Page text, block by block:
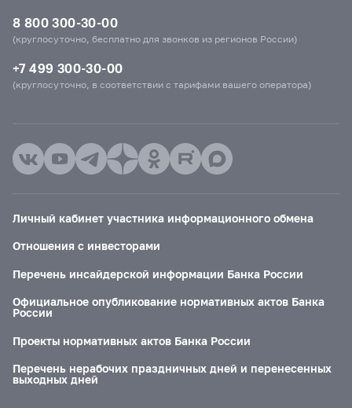
8 800 300-30-00
(круглосуточно, бесплатно для звонков из регионов России)
+7 499 300-30-00
(круглосуточно, в соответствии с тарифами вашего оператора)
Личный кабинет участника информационного обмена
Отношения с инвесторами
Перечень инсайдерской информации Банка России
Официальное опубликование нормативных актов Банка
России
Проекты нормативных актов Банка России
Перечень нерабочих праздничных дней и перенесенных
выходных дней